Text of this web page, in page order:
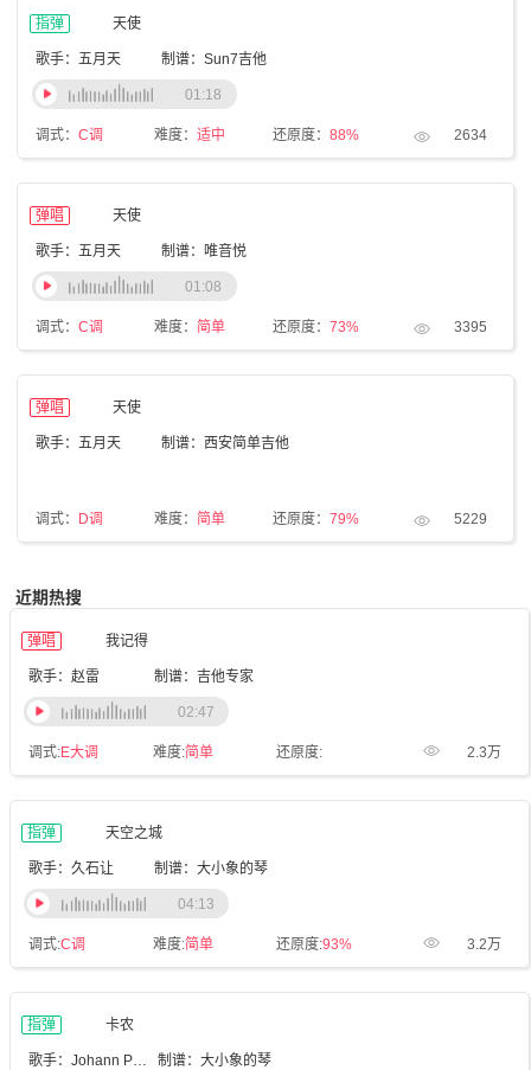
指弹 天使
歌手：五月天 制谱：Sun7吉他
调式： C调 难度： 适中 还原度： 88% 2634
01:18
弹唱 天使
歌手：五月天 制谱：唯音悦
调式： C调 难度： 简单 还原度： 73% 3395
01:08
弹唱 天使
歌手：五月天 制谱：西安简单吉他
调式： D调 难度： 简单 还原度： 79% 5229
近期热搜
弹唱 我记得
歌手：赵雷 制谱：吉他专家
调式:E大调 难度:简单 还原度: 2.3万
02:47
指弹 天空之城
歌手：久石让 制谱：大小象的琴
调式:C调 难度:简单 还原度:93% 3.2万
04:13
指弹 卡农
歌手：Johann Pachelbel 制谱：大小象的琴